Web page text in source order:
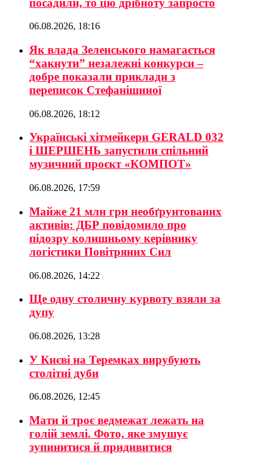
06.08.2026, 18:16
Як влада Зеленського намагається
“хакнути” незалежні конкурси –
добре показали приклади з
переписок Стефанішиної
06.08.2026, 18:12
Українські хітмейкери GERALD 032
і ШЕРШЕНЬ запустили спільний
музичний проєкт «КОМПОТ»
06.08.2026, 17:59
Майже 21 млн грн необґрунтованих
активів: ДБР повідомило про
підозру колишньому керівнику
логістики Повітряних Сил
06.08.2026, 14:22
Ще одну столичну курвоту взяли за
дупу
06.08.2026, 13:28
У Києві на Теремках вирубують
столітні дуби
06.08.2026, 12:45
Мати й троє ведмежат лежать на
голій землі. Фото, яке змушує
зупинитися й придивитися